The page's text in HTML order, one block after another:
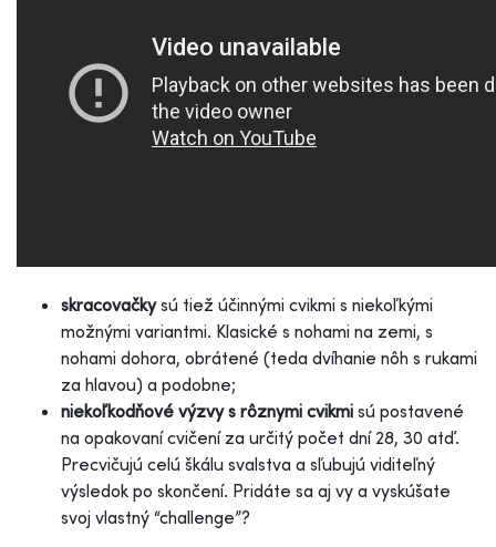
skracovačkysú tiež účinnými cvikmi s niekoľkými
možnými variantmi. Klasické s nohami na zemi, s
nohami dohora, obrátené (teda dvíhanie nôh s rukami
za hlavou) a podobne;
niekoľkodňové výzvy s rôznymi cvikmi sú postavené
na opakovaní cvičení za určitý počet dní 28, 30 atď.
Precvičujú celú škálu svalstva a sľubujú viditeľný
výsledok po skončení. Pridáte sa aj vy a vyskúšate
svoj vlastný “challenge”?